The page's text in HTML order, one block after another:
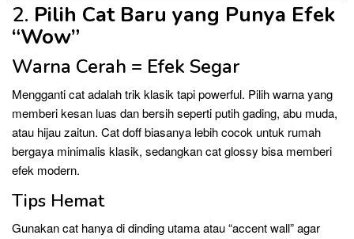
2. Pilih Cat Baru yang Punya Efek
“Wow”
Warna Cerah = Efek Segar
Mengganti cat adalah trik klasik tapi powerful. Pilih warna yang
memberi kesan luas dan bersih seperti putih gading, abu muda,
atau hijau zaitun. Cat doff biasanya lebih cocok untuk rumah
bergaya minimalis klasik, sedangkan cat glossy bisa memberi
efek modern.
Tips Hemat
Gunakan cat hanya di dinding utama atau “accent wall” agar